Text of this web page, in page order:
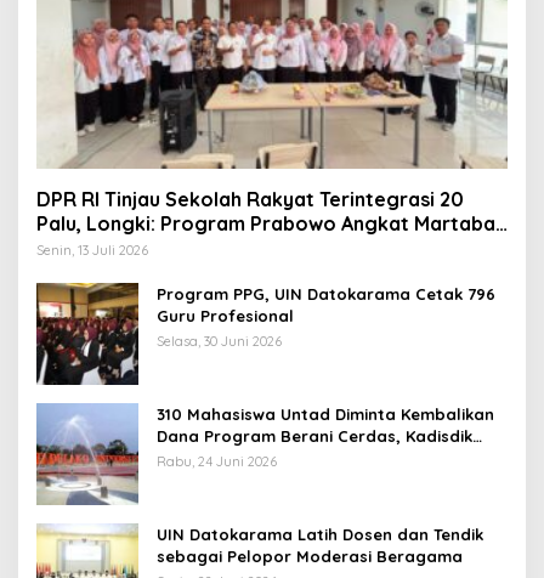
DPR RI Tinjau Sekolah Rakyat Terintegrasi 20
Palu, Longki: Program Prabowo Angkat Martabat
Anak Miskin
Senin, 13 Juli 2026
Program PPG, UIN Datokarama Cetak 796
Guru Profesional
Selasa, 30 Juni 2026
310 Mahasiswa Untad Diminta Kembalikan
Dana Program Berani Cerdas, Kadisdik
Sulteng: Tidak Boleh Terima Beasiswa
Rabu, 24 Juni 2026
UIN Datokarama Latih Dosen dan Tendik
sebagai Pelopor Moderasi Beragama